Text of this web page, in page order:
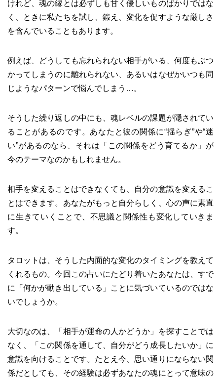
けれど、魂の縁とは必ずしも甘く優しいものばかりではな
く、ときに私たちを試し、鍛え、変化を促すような厳しさ
を含んでいることもあります。
例えば、どうしても忘れられない相手がいる、何度もぶつ
かってしまうのに離れられない、あるいはなぜかいつも同
じようなパターンで悩んでしまう…。
そうした繰り返しの中にも、魂レベルの課題が隠されてい
ることがあるのです。あなたと彼の関係に“揺らぎ”や“迷
い”があるのなら、それは「この関係をどう育てるか」が
今のテーマなのかもしれません。
相手を変えることはできなくても、自分の意識を変えるこ
とはできます。あなたがもっと自分らしく、心の声に素直
に生きていくことで、不思議と関係性も変化していきま
す。
タロットは、そうした内面的な変化のタイミングを教えて
くれるもの。今回この占いにたどり着いたあなたは、すで
に「何かが動き出している」ことに気づいているのではな
いでしょうか。
大切なのは、「相手が運命の人かどうか」を探すことでは
なく、「この関係を通して、自分がどう成長したいか」に
意識を向けることです。たとえ今、思い通りにならない関
係だとしても、その経験は必ずあなたの魂にとって意味の